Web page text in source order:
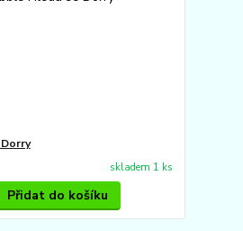
skladem 1 ks
Přidat do košíku